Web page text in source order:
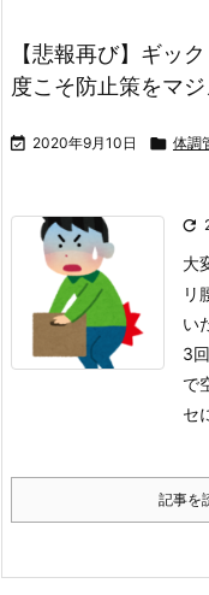
【悲報再び】ギッ
度こそ防止策をマ
 2020年9月10日  体調

大
リ
い
3
で
セ
記事を